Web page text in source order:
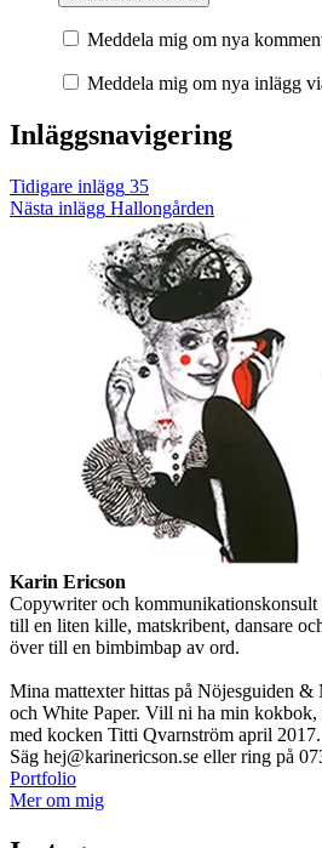
Meddela mig om nya
Meddela mig om nya inlägg
Inläggsnavigering
Tidigare inlägg 35
Nästa inlägg Hallongården
Karin Ericson
Copywriter och kommunikationskonsult
till en liten kille, matskribent, dansare
över till en bimbimbap av ord.
Mina mattexter hittas på Nöjesguiden &
och White Paper. Vill ni ha min
med kocken Titti Qvarnström april 2017.
Säg hej@karinericson.se eller ring på
Portfolio
Mer om mig